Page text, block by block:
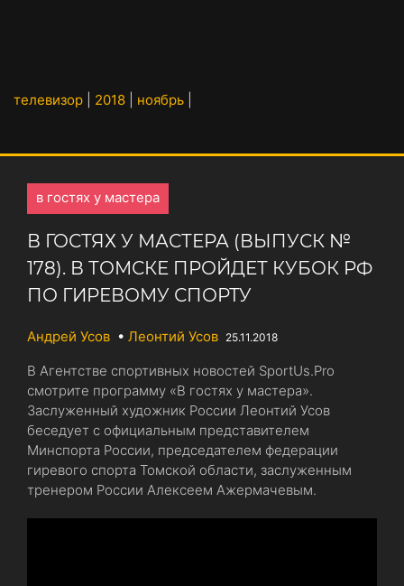
телевизор 2018 ноябрь
в гостях у мастера
В ГОСТЯХ У МАСТЕРА (ВЫПУСК №
178). В ТОМСКЕ ПРОЙДЕТ КУБОК РФ
ПО ГИРЕВОМУ СПОРТУ
Андрей Усов • Леонтий Усов 25.11.2018
В Агентстве спортивных новостей SportUs.Pro
смотрите программу «В гостях у мастера».
Заслуженный художник России Леонтий Усов
беседует с официальным представителем
Минспорта России, председателем федерации
гиревого спорта Томской области, заслуженным
тренером России Алексеем Ажермачевым.